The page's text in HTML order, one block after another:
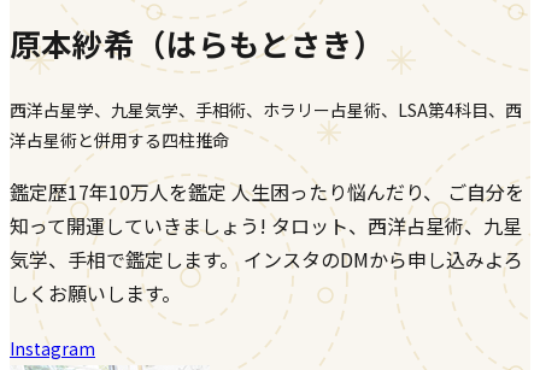
原本紗希（はらもとさき）
西洋占星学、九星気学、手相術、ホラリー占星術、LSA第4科目、西
洋占星術と併用する四柱推命
鑑定歴17年10万人を鑑定 人生困ったり悩んだり、 ご自分を
知って開運していきましょう! タロット、西洋占星術、九星
気学、手相で鑑定します。 インスタのDMから申し込みよろ
しくお願いします。
Instagram